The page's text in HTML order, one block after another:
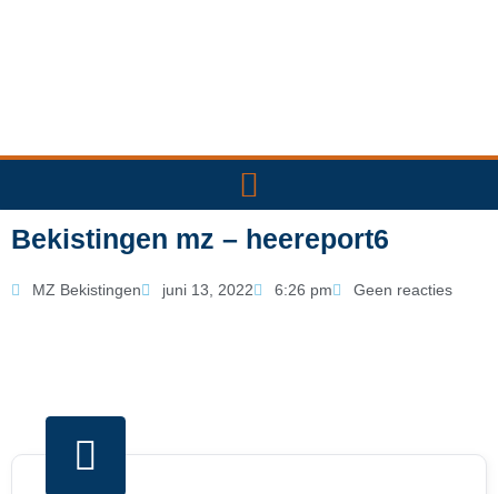
Bekistingen mz – heereport6
MZ Bekistingen juni 13, 2022 6:26 pm Geen reacties